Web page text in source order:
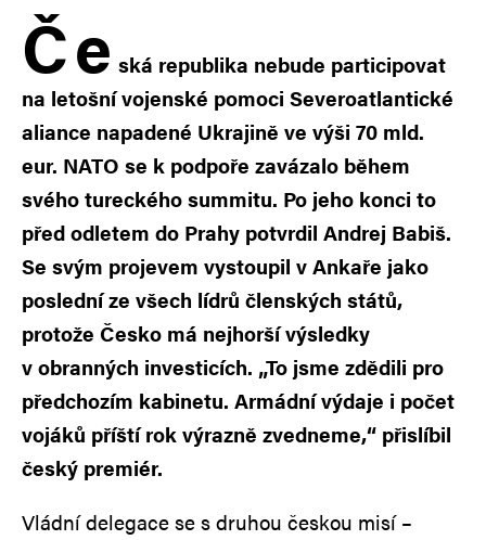
Če ská republika nebude participovat
na letošní vojenské pomoci Severoatlantické
aliance napadené Ukrajině ve výši 70 mld.
eur. NATO se k podpoře zavázalo během
svého tureckého summitu. Po jeho konci to
před odletem do Prahy potvrdil Andrej Babiš.
Se svým projevem vystoupil v Ankaře jako
poslední ze všech lídrů členských států,
protože Česko má nejhorší výsledky
v obranných investicích. „To jsme zdědili pro
předchozím kabinetu. Armádní výdaje i počet
vojáků příští rok výrazně zvedneme,“ přislíbil
český premiér.
Vládní delegace se s druhou českou misí –